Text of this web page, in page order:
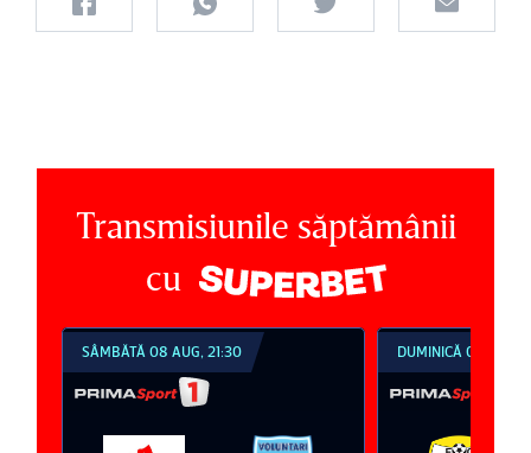
Transmisiunile săptămânii
cu
SÂMBĂTĂ 08 AUG, 21:30 DUMINICĂ 09 AUG,